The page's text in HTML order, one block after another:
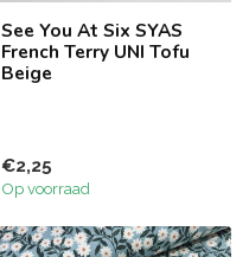
See You At Six SYAS
French Terry UNI Tofu
Beige
€2,25
Op voorraad